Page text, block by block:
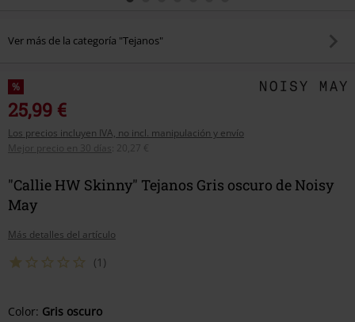
Ver más de la categoría "Tejanos"
%
25,99 €
Los precios incluyen IVA, no incl. manipulación y envío
Mejor precio en 30 días
20,27 €
"Callie HW Skinny" Tejanos Gris oscuro de Noisy
May
Más detalles del artículo
(1)
Elige
Color: Gris oscuro